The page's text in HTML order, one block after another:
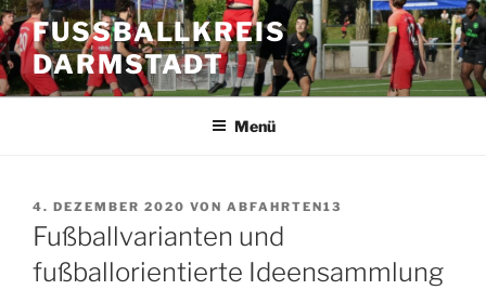
Zum
Inhalt
springen
FUSSBALLKREIS D
ARMSTADT
Menü
VERÖFFENTLICHT
AM
4. DEZEMBER 2020 VON ABFAHRTEN13
Fußballvarianten und
fußballorientierte Ideensammlung